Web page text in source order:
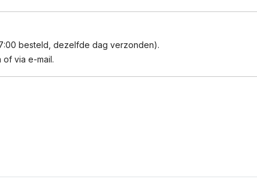
besteld, dezelfde dag verzonden).
via e-mail.